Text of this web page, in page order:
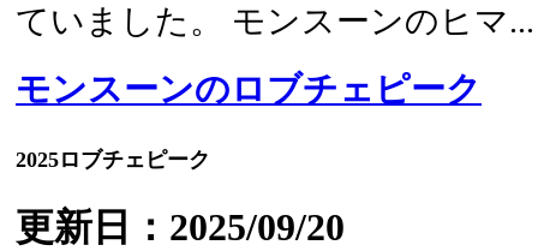
ていました。 モンスーンのヒマ...
モンスーンのロブチェピーク
2025ロブチェピーク
更新日：2025/09/20